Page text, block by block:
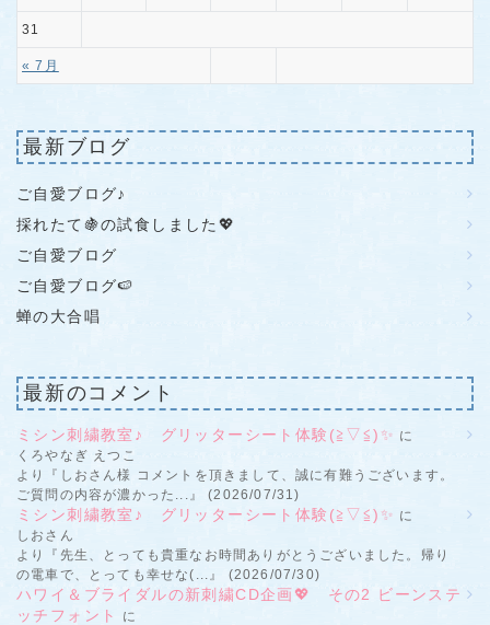
« 7月
31
最新ブログ
ご自愛ブログ♪
採れたて🍇の試食しました💖
ご自愛ブログ
ご自愛ブログ🍉
蝉の大合唱
最新のコメント
ミシン刺繍教室♪ グリッターシート体験(≧▽≦)✨ に
くろやなぎ えつこ
より『しおさん様 コメントを頂きまして、誠に有難うございます。
ご質問の内容が濃かった...』 (2026/07/31)
ミシン刺繍教室♪ グリッターシート体験(≧▽≦)✨ に
しおさん
より『先生、とっても貴重なお時間ありがとうございました。帰り
の電車で、とっても幸せな(...』 (2026/07/30)
ハワイ＆ブライダルの新刺繍CD企画💖 その2 ビーンステ
ッチフォント
に